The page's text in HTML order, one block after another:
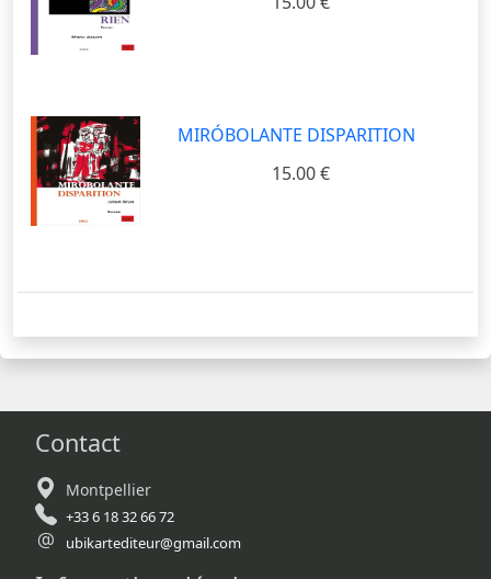
MIRÓBOLANTE DISPARITION
15.00 €
Contact
Montpellier
+33 6 18 32 66 72
ubikartediteur@gmail.com